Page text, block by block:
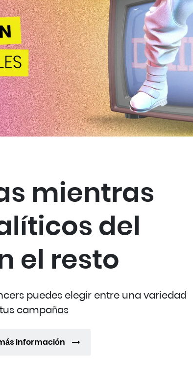
mientras
del
el resto
puedes elegir entre una variedad
campañas
información